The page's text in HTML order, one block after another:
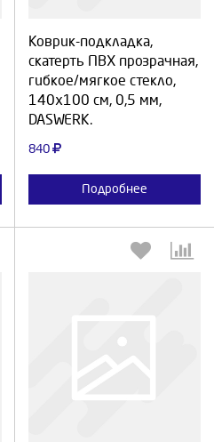
Коврик-подкладка,
скатерть ПВХ прозрачная,
гибкое/мягкое стекло,
140х100 см, 0,5 мм,
DASWERK.
840
Подробнее
Продолжить Отмена